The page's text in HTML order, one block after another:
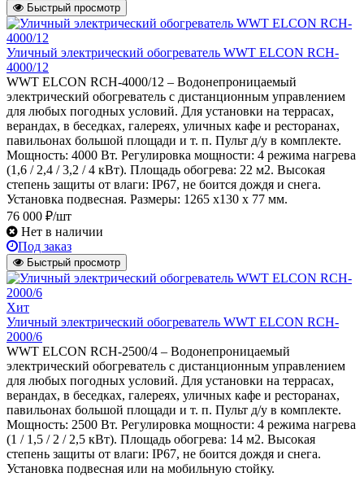
Быстрый просмотр
Уличный электрический обогреватель WWT ELCON RCH-
4000/12
WWT ELCON RCH-4000/12 – Водонепроницаемый
электрический обогреватель с дистанционным управлением
для любых погодных условий. Для установки на террасах,
верандах, в беседках, галереях, уличных кафе и ресторанах,
павильонах большой площади и т. п. Пульт д/у в комплекте.
Мощность: 4000 Вт. Регулировка мощности: 4 режима нагрева
(1,6 / 2,4 / 3,2 / 4 кВт). Площадь обогрева: 22 м2. Высокая
степень защиты от влаги: IP67, не боится дождя и снега.
Установка подвесная. Размеры: 1265 x130 x 77 мм.
76 000 ₽/шт
Нет в наличии
Под заказ
Быстрый просмотр
Хит
Уличный электрический обогреватель WWT ELCON RCH-
2000/6
WWT ELCON RCH-2500/4 – Водонепроницаемый
электрический обогреватель с дистанционным управлением
для любых погодных условий. Для установки на террасах,
верандах, в беседках, галереях, уличных кафе и ресторанах,
павильонах большой площади и т. п. Пульт д/у в комплекте.
Мощность: 2500 Вт. Регулировка мощности: 4 режима нагрева
(1 / 1,5 / 2 / 2,5 кВт). Площадь обогрева: 14 м2. Высокая
степень защиты от влаги: IP67, не боится дождя и снега.
Установка подвесная или на мобильную стойку.